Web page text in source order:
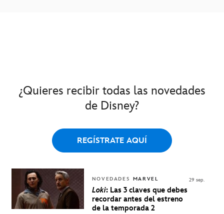
¿Quieres recibir todas las novedades
de Disney?
REGÍSTRATE AQUÍ
NOVEDADES MARVEL
Loki: Las 3 claves que debes
recordar antes del estreno
de la temporada 2
29 sep.